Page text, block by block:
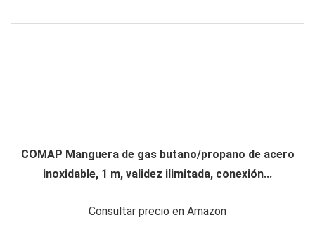
COMAP Manguera de gas butano/propano de acero
inoxidable, 1 m, validez ilimitada, conexión...
Consultar precio en Amazon